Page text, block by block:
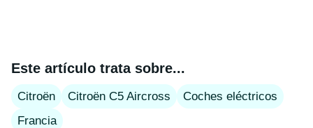
Este artículo trata sobre...
Citroën Citroën C5 Aircross
Coches eléctricos
Francia